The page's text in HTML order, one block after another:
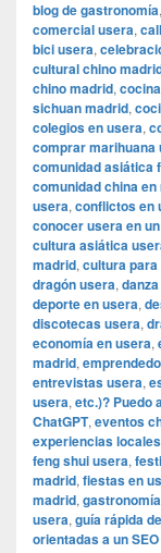
blog de gastronomía,
comercial usera,
bici usera,
cultural chino
chino madrid,
sichuan madrid,
colegios en usera,
comprar marihuana
comunidad asiática
comunidad china
usera, conflictos en
conocer usera en
cultura asiática
madrid, cultura
dragón usera,
deporte en usera,
discotecas usera,
economía en usera,
madrid,
entrevistas usera,
usera, etc.)? Puedo
ChatGPT, eventos
experiencias
feng shui usera,
madrid, fiestas en
madrid,
usera, guía rápida
orientadas a un